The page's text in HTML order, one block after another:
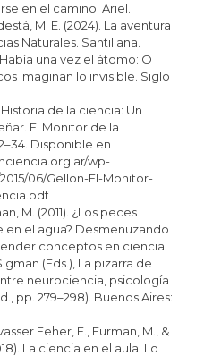
en el camino. Ariel.
M. E. (2024). La aventura
Naturales. Santillana.
una vez el átomo: O
imaginan lo invisible. Siglo
de la ciencia: Un
El Monitor de la
Disponible en
wp-
06/Gellon-El-Monitor-
M. (2011). ¿Los peces
en el agua? Desmenuzando
conceptos en ciencia.
(Eds.), La pizarra de
neurociencia, psicología
pp. 279–298). Buenos Aires:
Feher, E., Furman, M., &
La ciencia en el aula: Lo